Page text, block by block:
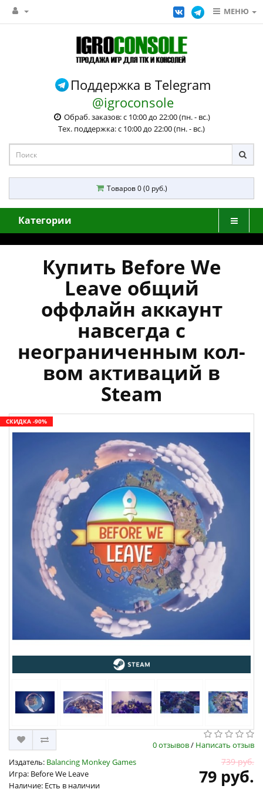
МЕНЮ
Поддержка в Telegram
@igroconsole
Обраб. заказов: с 10:00 до 22:00 (пн. - вс.)
Тех. поддержка: с 10:00 до 22:00 (пн. - вс.)
Товаров 0 (0 руб.)
Категории
Купить Before We
Leave общий
оффлайн аккаунт
навсегда с
неограниченным кол-
вом активаций в
Steam
СКИДКА -90%
0 отзывов/ Написать отзыв
Издатель: Balancing Monkey Games
Игра: Before We Leave
Наличие: Есть в наличии
739 руб.
79 руб.